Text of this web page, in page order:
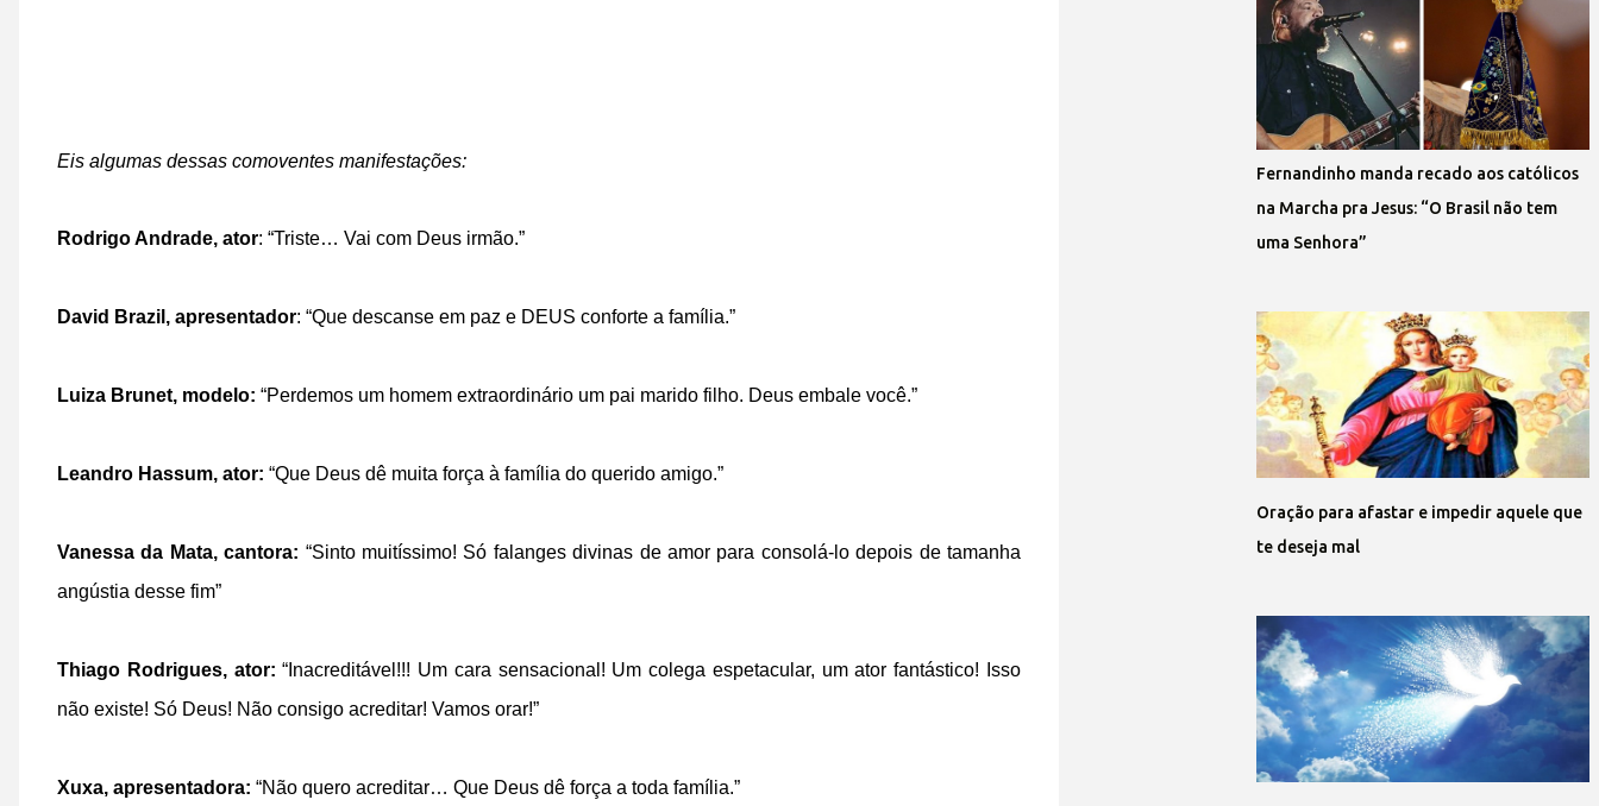
Eis algumas dessas comoventes manifestações:
Rodrigo Andrade, ator: “Triste… Vai com Deus irmão.”
David Brazil, apresentador: “Que descanse em paz e DEUS conforte a família.”
Luiza Brunet, modelo: “Perdemos um homem extraordinário um pai marido filho. Deus embale você.”
Leandro Hassum, ator: “Que Deus dê muita força à família do querido amigo.”
Vanessa da Mata, cantora: “Sinto muitíssimo! Só falanges divinas de amor para consolá-lo depois de tamanha
angústia desse fim”
Thiago Rodrigues, ator: “Inacreditável!!! Um cara sensacional! Um colega espetacular, um ator fantástico! Isso
não existe! Só Deus! Não consigo acreditar! Vamos orar!”
Xuxa, apresentadora: “Não quero acreditar… Que Deus dê força a toda família.”
Fernandinho manda recado aos católicos
na Marcha pra Jesus: “O Brasil não tem
uma Senhora”
Oração para afastar e impedir aquele que
te deseja mal